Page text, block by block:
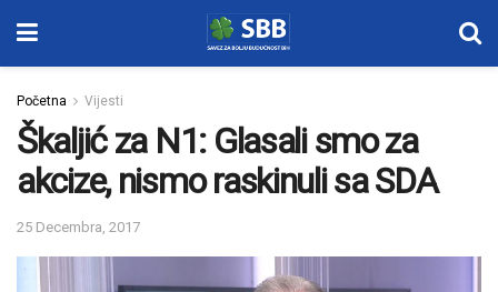
Početna Vijesti
Škaljić za N1: Glasali smo za
akcize, nismo raskinuli sa SDA
25 Decembra, 2017